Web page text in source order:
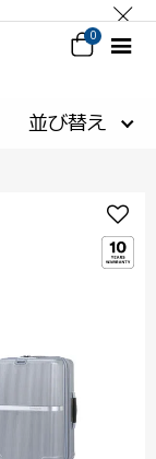
0
並び替え